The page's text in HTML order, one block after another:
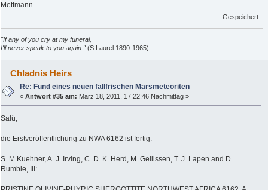
Mettmann
Gespeichert
"If any of you cry at my funeral,
I'll never speak to you again."(S.Laurel 1890-1965)
Chladnis Heirs
Re: Fund eines neuen fallfrischen Marsmeteoriten
«Antwort #35 am: März 18, 2011, 17:22:46 Nachmittag »
Salü,
die Erstveröffentlichung zu NWA 6162 ist fertig:
S. M.Kuehner, A. J. Irving, C. D. K. Herd, M. Gellissen, T. J. Lapen and D.
Rumble, III: